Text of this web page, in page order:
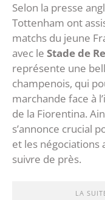
Selon la presse
Tottenham ont
matchs du jeune
avec le Stade de
représente une
champenois, qui
marchande face à
de la Fiorentina.
s’annonce crucial
et les
suivre de près.
LA